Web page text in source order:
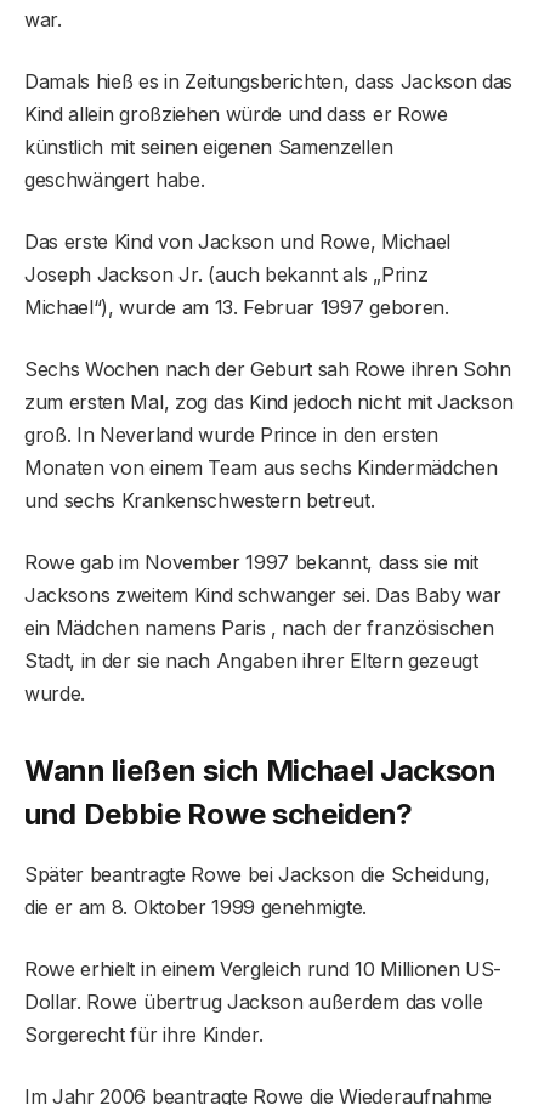
war.
Damals hieß es in Zeitungsberichten, dass Jackson das
Kind allein großziehen würde und dass er Rowe
künstlich mit seinen eigenen Samenzellen
geschwängert habe.
Das erste Kind von Jackson und Rowe, Michael
Joseph Jackson Jr. (auch bekannt als „Prinz
Michael“), wurde am 13. Februar 1997 geboren.
Sechs Wochen nach der Geburt sah Rowe ihren Sohn
zum ersten Mal, zog das Kind jedoch nicht mit Jackson
groß. In Neverland wurde Prince in den ersten
Monaten von einem Team aus sechs Kindermädchen
und sechs Krankenschwestern betreut.
Rowe gab im November 1997 bekannt, dass sie mit
Jacksons zweitem Kind schwanger sei. Das Baby war
ein Mädchen namens Paris , nach der französischen
Stadt, in der sie nach Angaben ihrer Eltern gezeugt
wurde.
Wann ließen sich Michael Jackson
und Debbie Rowe scheiden?
Später beantragte Rowe bei Jackson die Scheidung,
die er am 8. Oktober 1999 genehmigte.
Rowe erhielt in einem Vergleich rund 10 Millionen US-
Dollar. Rowe übertrug Jackson außerdem das volle
Sorgerecht für ihre Kinder.
Im Jahr 2006 beantragte Rowe die Wiederaufnahme